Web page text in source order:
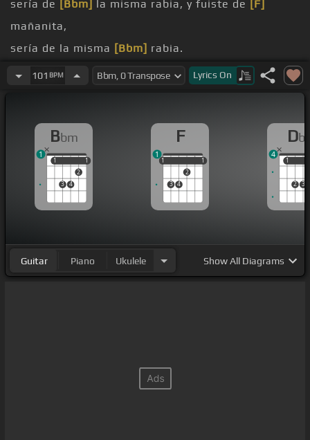
sería de [Bbm] la misma rabia, y fuiste de [F]
mañanita,
sería de la misma [Bbm] rabia.
[Db]En mi nota soy[Ab]
extenso, a mí nadie me
[Gb]para tocar con
Lorenzo, mañana es
sábado que[Bbm] la virgen,
101 BPM Lyrics On
Bbm
1
3 4
2
1
1 1
1
F
1
3 4
2
1
1 1
1
Db
1
2 3
1
4
Guitar Piano Ukulele ShowAll Diagrams